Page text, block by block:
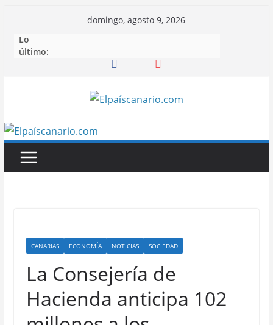
contenido
domingo, agosto 9, 2026
Lo
último:
CANARIAS ECONOMÍA NOTICIAS SOCIEDAD
La Consejería de
Hacienda anticipa 102